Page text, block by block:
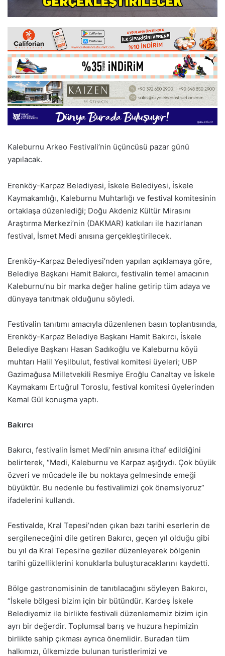
Kaleburnu Arkeo Festivali’nin üçüncüsü pazar günü
yapılacak.
Erenköy-Karpaz Belediyesi, İskele Belediyesi, İskele
Kaymakamlığı, Kaleburnu Muhtarlığı ve festival komitesinin
ortaklaşa düzenlediği; Doğu Akdeniz Kültür Mirasını
Araştırma Merkezi’nin (DAKMAR) katkıları ile hazırlanan
festival, İsmet Medi anısına gerçekleştirilecek.
Erenköy-Karpaz Belediyesi’nden yapılan açıklamaya göre,
Belediye Başkanı Hamit Bakırcı, festivalin temel amacının
Kaleburnu’nu bir marka değer haline getirip tüm adaya ve
dünyaya tanıtmak olduğunu söyledi.
Festivalin tanıtımı amacıyla düzenlenen basın toplantısında,
Erenköy-Karpaz Belediye Başkanı Hamit Bakırcı, İskele
Belediye Başkanı Hasan Sadıkoğlu ve Kaleburnu köyü
muhtarı Halil Yeşilbulut, festival komitesi üyeleri; UBP
Gazimağusa Milletvekili Resmiye Eroğlu Canaltay ve İskele
Kaymakamı Ertuğrul Toroslu, festival komitesi üyelerinden
Kemal Gül konuşma yaptı.
Bakırcı
Bakırcı, festivalin İsmet Medi’nin anısına ithaf edildiğini
belirterek, “Medi, Kaleburnu ve Karpaz aşığıydı. Çok büyük
özveri ve mücadele ile bu noktaya gelmesinde emeği
büyüktür. Bu nedenle bu festivalimizi çok önemsiyoruz”
ifadelerini kullandı.
Festivalde, Kral Tepesi’nden çıkan bazı tarihi eserlerin de
sergileneceğini dile getiren Bakırcı, geçen yıl olduğu gibi
bu yıl da Kral Tepesi’ne geziler düzenleyerek bölgenin
tarihi güzelliklerini konuklarla buluşturacaklarını kaydetti.
Bölge gastronomisinin de tanıtılacağını söyleyen Bakırcı,
“İskele bölgesi bizim için bir bütündür. Kardeş İskele
Belediyemiz ile birlikte festivali düzenlememiz bizim için
ayrı bir değerdir. Toplumsal barış ve huzura hepimizin
birlikte sahip çıkması ayrıca önemlidir. Buradan tüm
halkımızı, ülkemizde bulunan turistlerimizi ve